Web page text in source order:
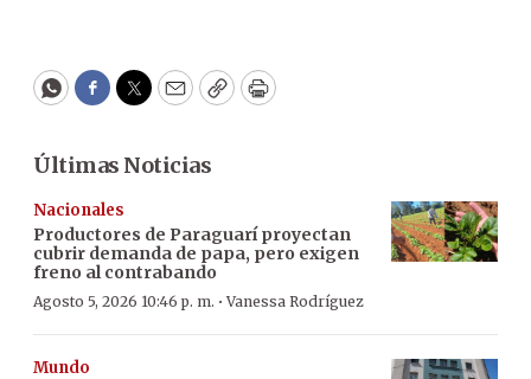
WhatsApp
Facebook
Twitter
EmailCopyPrint
Últimas Noticias
Nacionales
Productores de Paraguarí proyectan
cubrir demanda de papa, pero exigen
freno al contrabando
Agosto 5, 2026 10:46 p. m. ·Vanessa Rodríguez
Mundo